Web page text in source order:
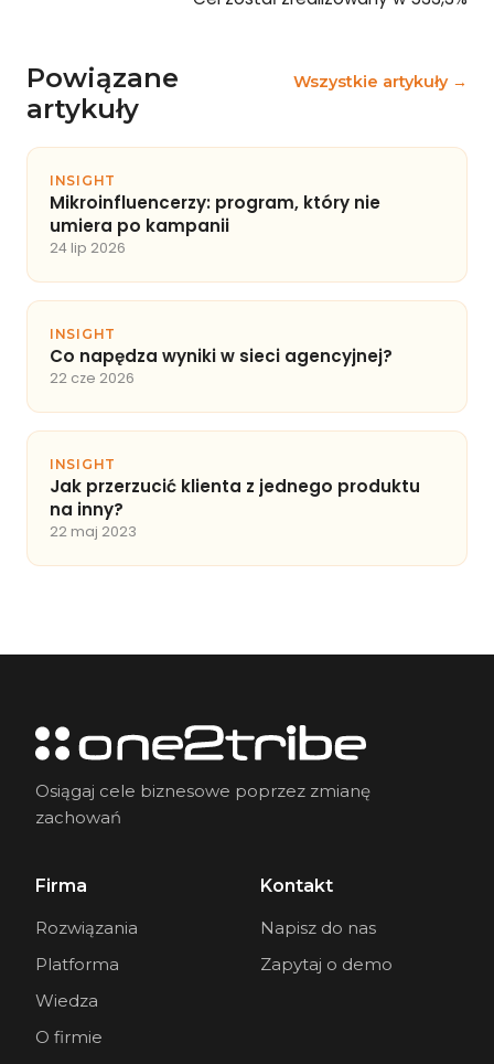
Powiązane
artykuły
Wszystkie artykuły →
INSIGHT
Mikroinfluencerzy: program, który nie
umiera po kampanii
24 lip 2026
INSIGHT
Co napędza wyniki w sieci agencyjnej?
22 cze 2026
INSIGHT
Jak przerzucić klienta z jednego produktu
na inny?
22 maj 2023
Osiągaj cele biznesowe poprzez zmianę
zachowań
Firma
Rozwiązania
Platforma
Wiedza
O firmie
Kontakt
Napisz do nas
Zapytaj o demo